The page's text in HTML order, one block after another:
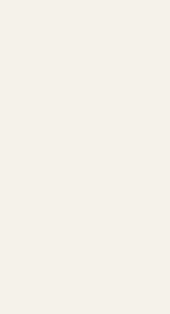
questa
e
ai loro
che da
creazione
dal